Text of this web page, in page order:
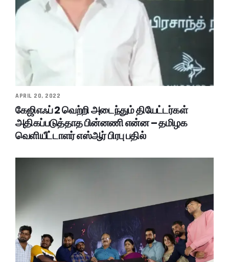
APRIL 20, 2022
கேஜிஎஃப் 2 வெற்றி அடைந்தும் தியேட்டர்கள்
அதிகப்படுத்தாத பின்னணி என்ன – தமிழக
வெளியீட்டாளர் எஸ்ஆர் பிரபு பதில்